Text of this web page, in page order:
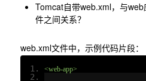
Tomcat自带web.xml，与
件之间关系？
web.xml文件中，示例代码片段：
<web-app>